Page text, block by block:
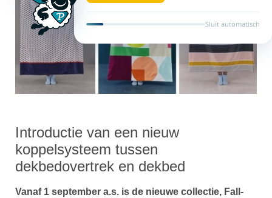
Sluit automatisch
Introductie van een nieuw
koppelsysteem tussen
dekbedovertrek en dekbed
Vanaf 1 september a.s. is de nieuwe collectie, Fall-